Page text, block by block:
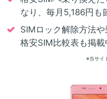
なり、毎月5,186円も
SIMロック解除方法
格安SIM比較表も掲載
※当サイ